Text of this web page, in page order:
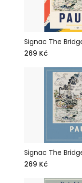
Signac The
269 Kč
Signac The
269 Kč